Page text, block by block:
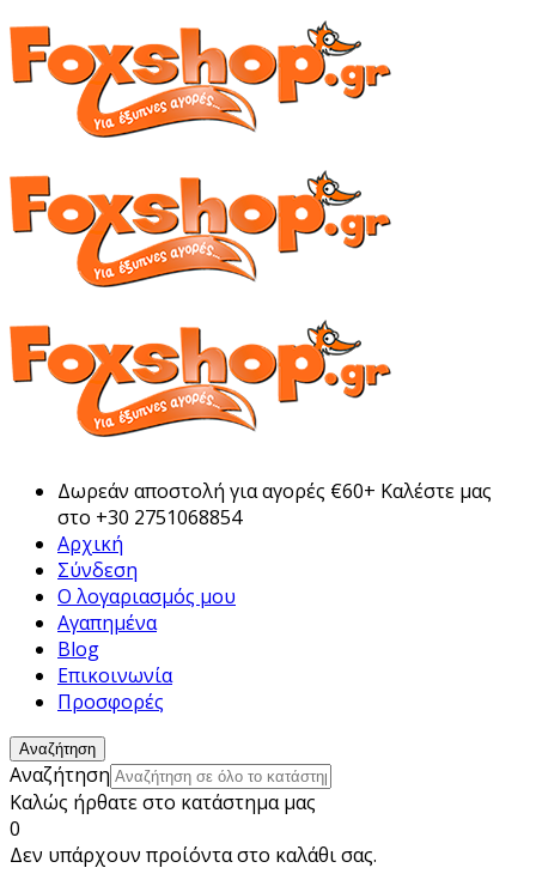
Δωρεάν αποστολή για αγορές €60+ Καλέστε μας
στο +30 2751068854
Αρχική
Σύνδεση
Ο λογαριασμός μου
Αγαπημένα
Blog
Επικοινωνία
Προσφορές
Αναζήτηση
Αναζήτηση
Καλώς ήρθατε στο κατάστημα μας
0
Δεν υπάρχουν προίόντα στο καλάθι σας.